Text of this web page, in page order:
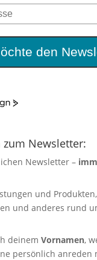
den
Newsletter:
Newsletter –
und
und anderes rund
deinem Vornamen,
persönlich anreden